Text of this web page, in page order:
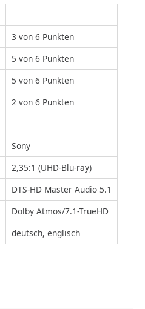
3 von 6 Punkten
5 von 6 Punkten
5 von 6 Punkten
2 von 6 Punkten
Sony
2,35:1 (UHD-Blu-ray)
DTS-HD Master Audio 5.1
Dolby Atmos/7.1-TrueHD
deutsch, englisch